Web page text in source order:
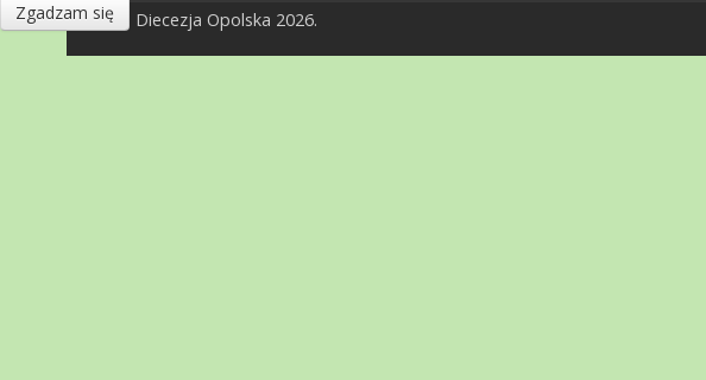
© Diecezja Opolska 2026.
Zgadzam się